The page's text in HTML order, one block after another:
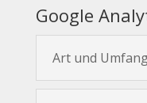
Google
Art und